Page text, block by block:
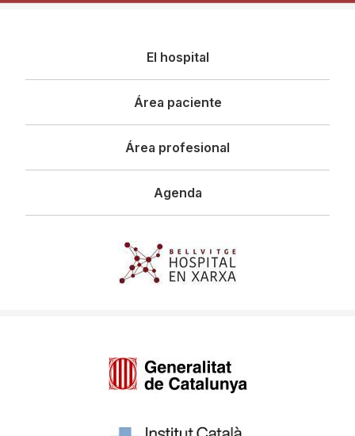
principal
El hospital
Área paciente
Área profesional
Agenda